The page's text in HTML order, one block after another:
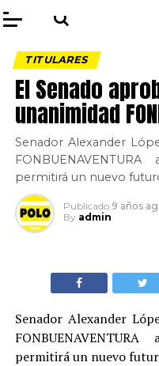
TITULARES
El Senado
unanimidad
Senador Alexander
permitirá un nuevo
Publicado 9 años
By admin
Senador Alexander
permitirá un nuevo